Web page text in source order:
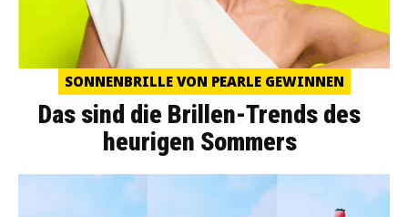
SONNENBRILLE VON PEARLE GEWINNEN
Das sind die Brillen-Trends des
heurigen Sommers